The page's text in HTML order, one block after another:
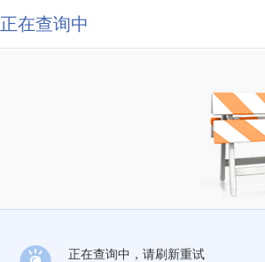
正在查询中
正在查询中，请刷新重试